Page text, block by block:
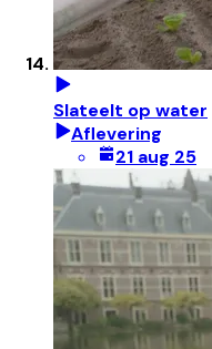
Slateelt op water
Aflevering
21 aug 25